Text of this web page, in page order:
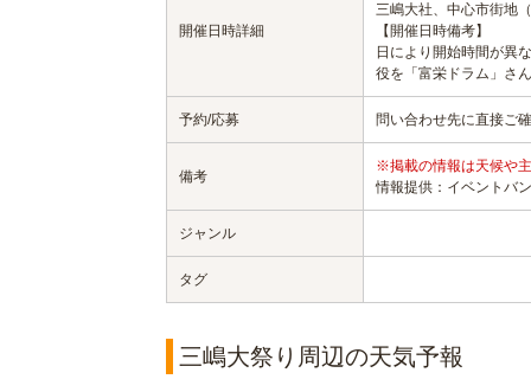
開催日時詳細
三嶋大社、中心市街地
【開催日時備考】
日により開始時間が異
役を「富栄ドラム」さ
予約/応募 問い合わせ先に直接ご
備考
※掲載の情報は天候や
情報提供：イベントバ
ジャンル
タグ
三嶋大祭り周辺の天気予報